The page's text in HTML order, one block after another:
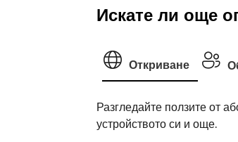
Искате ли още
Откриване
Разгледайте ползите от
устройството си и още.